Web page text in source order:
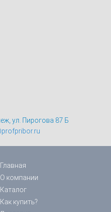
ул. Пирогова 87 Б
Главная
О компании
Каталог
Как купить?